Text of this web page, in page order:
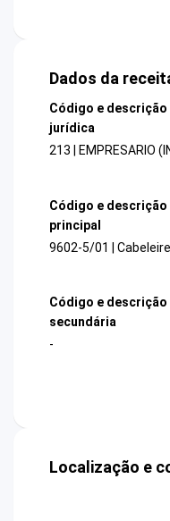
Dados da
Código e descrição
jurídica
213 | EMPRESARIO
Código e
principal
9602-5/01 |
Código e
secundária
-
Localização e